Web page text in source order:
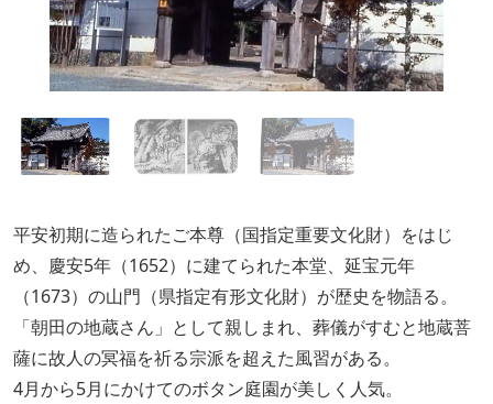
平安初期に造られたご本尊（国指定重要文化財）をはじ
め、慶安5年（1652）に建てられた本堂、延宝元年
（1673）の山門（県指定有形文化財）が歴史を物語る。
「朝田の地蔵さん」として親しまれ、葬儀がすむと地蔵菩
薩に故人の冥福を祈る宗派を超えた風習がある。
4月から5月にかけてのボタン庭園が美しく人気。